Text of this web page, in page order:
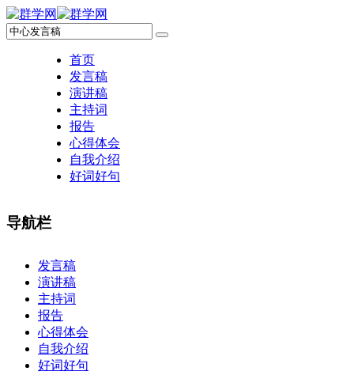
首页
发言稿
演讲稿
主持词
报告
心得体会
自我介绍
好词好句
导航栏
发言稿
演讲稿
主持词
报告
心得体会
自我介绍
好词好句